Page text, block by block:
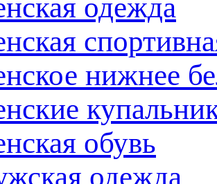
одежда
нижнее
обувь
одежда